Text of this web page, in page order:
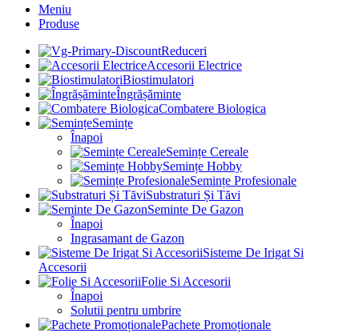
Meniu
Produse
Reduceri
Accesorii Electrice
Biostimulatori
Îngrășăminte
Combatere Biologica
Semințe
Înapoi
Semințe Cereale
Semințe Hobby
Semințe Profesionale
Substraturi Și Tăvi
Seminte De Gazon
Înapoi
Ingrasamant de Gazon
Sisteme De Irigat Si
Accesorii
Folie Si Accesorii
Înapoi
Solutii pentru umbrire
Pachete Promoționale